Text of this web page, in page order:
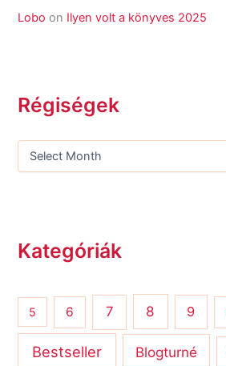
Lobo on Ilyen volt a könyves 2025
Régiségek
Kategóriák
5 6 7 8 9
Bestseller Blogturné